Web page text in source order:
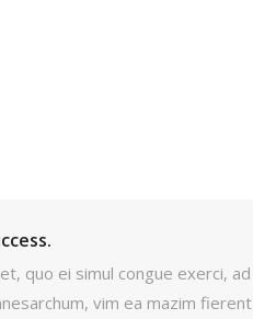
quo ei simul congue exerci, ad
vim ea mazim fierent